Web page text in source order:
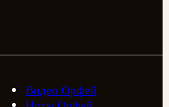
Видео Орфей